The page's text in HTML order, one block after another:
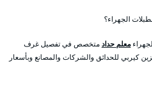
الجهراء؟
معلم حدادمتخصص في تفصيل غرف
كيربي للحدائق والشركات والمصانع وبأسعار